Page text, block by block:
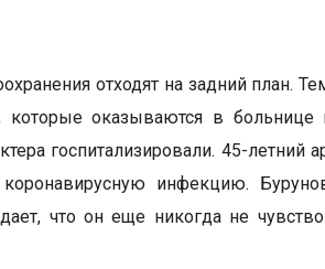
отходят на задний план.
которые оказываются в
госпитализировали. 45-летний
инфекцию.
что он еще никогда не